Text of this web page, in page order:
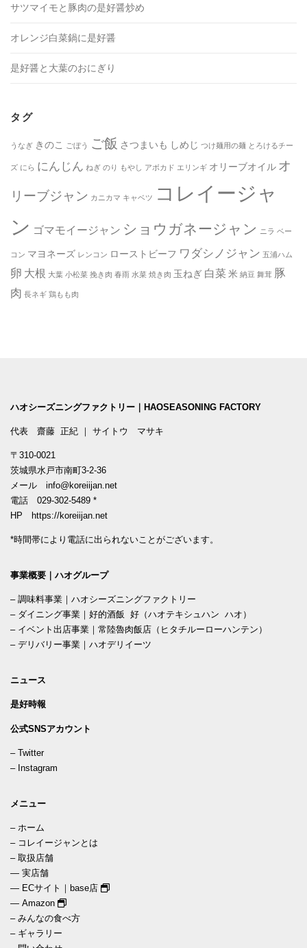
サツマイモと豚肉の是好醤炒め
オレンジ白菜鍋に是好醤
是好醤と大葉のおにぎり
タグ
うなぎ きのこ ごぼう ご飯 さつまいも しめじ つけ麺用の麺 とろけるチー
ズ にら にんじん ねぎ のり もやし アボカド エリンギ オリーブオイル オ
リーブジャン カニカマ キャベツ
コレイージャ
ン ゴマモイージャン ショウガネージャン ニラ ベー
コン マヨネーズ レンコン ローストビーフ ワダシノジャン 五浦ハム
卵 大根 大葉 小松菜 挽き肉 春雨 水菜 焼き肉 玉ねぎ 白菜 米 納豆 舞茸 豚
肉 長ネギ 鶏もも肉
ハオシーズニングファクトリー｜HAOSEASONING FACTORY
代表 齋藤 正紀 ｜ サイトウ マサキ
〒310-0021
茨城県水戸市南町3-2-36
メール info@koreiijan.net
電話 029-302-5489 *
HP
https://koreiijan.net
*時間帯により電話に出られないことがございます。
事業概要｜ハオグループ
– 調味料事業｜ハオシーズニングファクトリー
– ダイニング事業｜好的酒飯 好（ハオテキシュハン ハオ）
– イベント出店事業｜常陸魯肉飯店（ヒタチルーローハンテン）
– デリバリー事業｜ハオデリイーツ
ニュース
是好時報
公式SNSアカウント
– Twitter
– Instagram
メニュー
– ホーム
– コレイージャンとは
– 取扱店舗
— 実店舗
— ECサイト｜base店
— Amazon
– みんなの食べ方
– ギャラリー